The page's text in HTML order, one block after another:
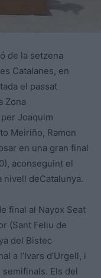
de la setzena
Catalanes, en
el passat
Zona
Joaquim
Meiriño, Ramon
en una gran final
aconseguint el
deCatalunya.
final al Nayox Seat
(Sant Feliu de
del Bistec
a l’Ivars d’Urgell, i
Els del